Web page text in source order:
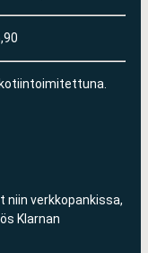
verkkopankissa,
Klarnan